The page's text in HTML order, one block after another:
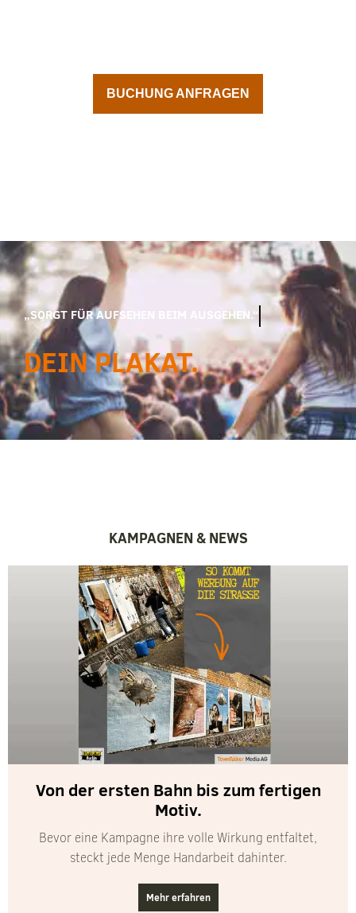
BUCHUNG ANFRAGEN
„ZU DEN KÖPFEN DEINER STADT.“
DEIN PLAKAT.
KAMPAGNEN & NEWS
Von der ersten Bahn bis zum fertigen
Motiv.
Bevor eine Kampagne ihre volle Wirkung entfaltet,
steckt jede Menge Handarbeit dahinter.
Mehr erfahren